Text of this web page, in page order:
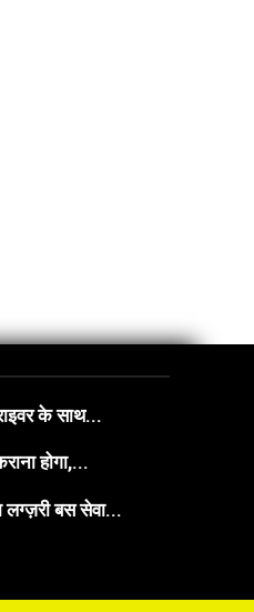
के साथ...
होगा,...
लग्ज़री बस सेवा...